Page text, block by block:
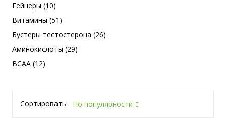
Гейнеры (10)
Витамины (51)
Бустеры тестостерона (26)
Аминокислоты (29)
BCAA (12)
Сортировать: По популярности